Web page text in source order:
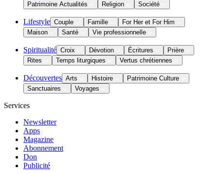
Patrimoine Actualités
Religion Société
Lifestyle Couple Famille
For Her et For Him
Maison
Santé Vie professionnelle
Spiritualité Croix Dévotion Écritures
Prière
Rites
Temps liturgiques Vertus chrétiennes
Découvertes Arts Histoire
Patrimoine Culture
Sanctuaires
Voyages
Services
Newsletter
Apps
Magazine
Abonnement
Don
Publicité